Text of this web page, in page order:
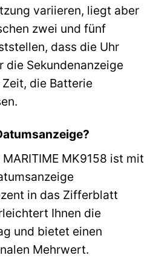
variieren, liegt aber
zwei und fünf
dass die Uhr
die Sekundenanzeige
die Batterie
MK9158 ist mit
in das Zifferblatt
Ihnen die
und bietet einen
Mehrwert.